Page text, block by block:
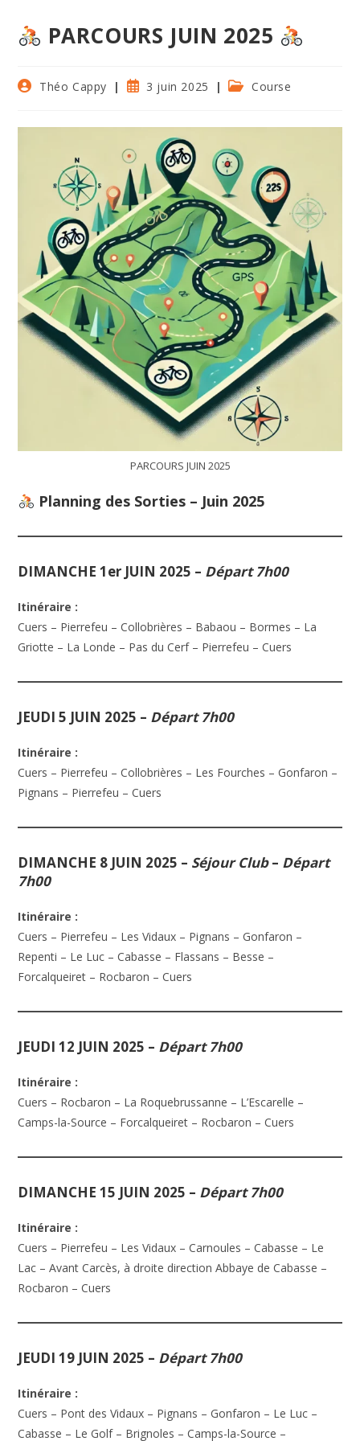
PARCOURS JUIN 2025
Auteur/autrice
publication :
Théo Cappy
Publication
3 juin 2025
PostCourse
PARCOURS JUIN 2025
Planning des Sorties – Juin 2025
DIMANCHE 1er JUIN 2025 – Départ 7h00
Itinéraire :
Cuers – Pierrefeu – Collobrières – Babaou – Bormes – La
Griotte – La Londe – Pas du Cerf – Pierrefeu – Cuers
JEUDI 5 JUIN 2025 – Départ 7h00
Itinéraire :
Cuers – Pierrefeu – Collobrières – Les Fourches – Gonfaron –
Pignans – Pierrefeu – Cuers
DIMANCHE 8 JUIN 2025 – Séjour Club– Départ
7h00
Itinéraire :
Cuers – Pierrefeu – Les Vidaux – Pignans – Gonfaron –
Repenti – Le Luc – Cabasse – Flassans – Besse –
Forcalqueiret – Rocbaron – Cuers
JEUDI 12 JUIN 2025 – Départ 7h00
Itinéraire :
Cuers – Rocbaron – La Roquebrussanne – L’Escarelle –
Camps-la-Source – Forcalqueiret – Rocbaron – Cuers
DIMANCHE 15 JUIN 2025 – Départ 7h00
Itinéraire :
Cuers – Pierrefeu – Les Vidaux – Carnoules – Cabasse – Le
Lac – Avant Carcès, à droite direction Abbaye de Cabasse –
Rocbaron – Cuers
JEUDI 19 JUIN 2025 – Départ 7h00
Itinéraire :
Cuers – Pont des Vidaux – Pignans – Gonfaron – Le Luc –
Cabasse – Le Golf – Brignoles – Camps-la-Source –